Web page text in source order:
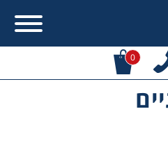
0
Contact